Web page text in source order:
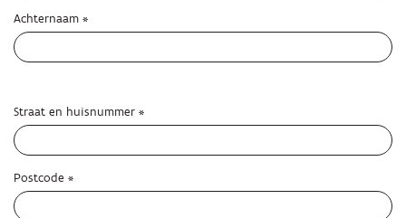
Achternaam *
Straat en huisnummer *
Postcode *